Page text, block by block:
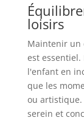
loisirs
Maintenir un
est essentiel.
l'enfant en
que les
ou
serein et